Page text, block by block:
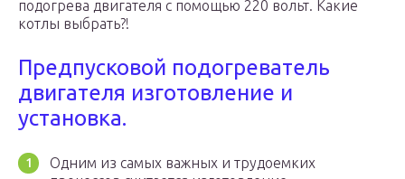
подогрева двигателя с помощью 220 вольт. Какие
котлы выбрать?!
Предпусковой подогреватель
двигателя изготовление и
установка.
Одним из самых важных и трудоемких